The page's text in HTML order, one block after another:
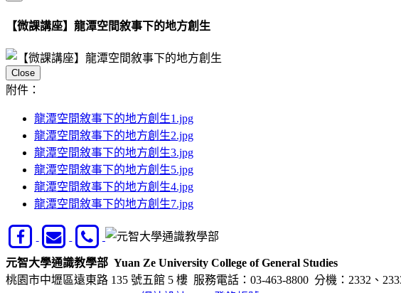
【微課講座】龍潭空間敘事下的地方創生
Close
附件：
龍潭空間敘事下的地方創生1.jpg
龍潭空間敘事下的地方創生2.jpg
龍潭空間敘事下的地方創生3.jpg
龍潭空間敘事下的地方創生5.jpg
龍潭空間敘事下的地方創生4.jpg
龍潭空間敘事下的地方創生7.jpg
元智大學通識教學部 Yuan Ze University College of General Studies
桃園市中壢區遠東路 135 號五館 5 樓 服務電話：03-463-8800 分機：2332、